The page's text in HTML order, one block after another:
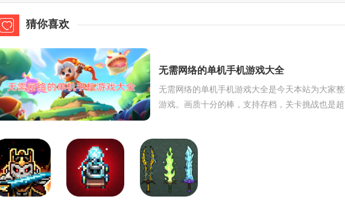
猜你喜欢
无需网络的单机手机游戏大全
无需网络的单机手机游戏大全是今天本站为大家
游戏。画质十分的棒，支持存档，关卡挑战也是